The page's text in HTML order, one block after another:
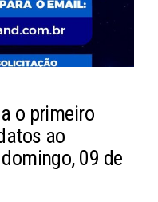
o primeiro
ao
09 de